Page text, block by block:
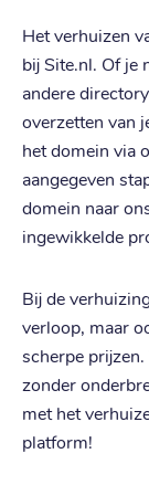
Het verhuizen
bij Site.nl. Of je
andere
overzetten van
het domein via
aangegeven
domein naar
ingewikkelde
Bij de
verloop, maar
scherpe
zonder
met het
platform!